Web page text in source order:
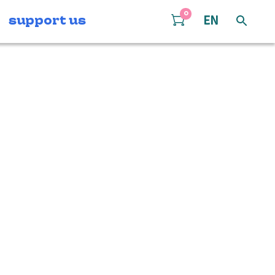
support us
0
EN